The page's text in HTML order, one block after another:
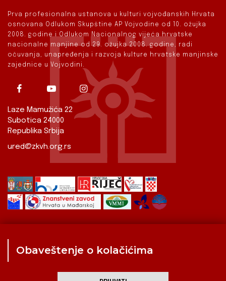
Prva profesionalna ustanova u kulturi vojvođanskih Hrvata
osnovana Odlukom Skupštine AP Vojvodine od 10. ožujka
2008. godine i Odlukom Nacionalnog vijeća hrvatske
nacionalne manjine od 29. ožujka 2008. godine, radi
očuvanja, unapređenja i razvoja kulture hrvatske manjinske
zajednice u Vojvodini.
Laze Mamužića 22
Subotica 24000
Republika Srbija
ured@zkvh.org.rs
Obaveštenje o kolačićima